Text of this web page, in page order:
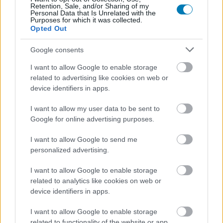
Retention, Sale, and/or Sharing of my
Personal Data that Is Unrelated with the
Purposes for which it was collected.
Opted Out
Google consents
I want to allow Google to enable storage
related to advertising like cookies on web or
device identifiers in apps.
I want to allow my user data to be sent to
Google for online advertising purposes.
I want to allow Google to send me
personalized advertising.
I want to allow Google to enable storage
related to analytics like cookies on web or
device identifiers in apps.
I want to allow Google to enable storage
Unmute Loaded:
80.09%
Újabb különleges kötet kap mozivásznas feldolgozást:
képregényéből egész estés animációs film készül. A
Colliderexkluzív bejelentése szerint a produkciót Aaron
pedig Justin Strawhand foglal helyet, akinek neve
korábban a Birthright Outlaw című filmmel vált ismertté.
A projekt egy rendhagyó, mégis megható történetet visz
filmre: J.R.R. Tolkien és C.S. Lewis legendás
A két világhírű szerző (A Gyűrűk Ura és a Narnia krónikái
alkotói) 1926-ban találkoztak először az oxfordi Merton
során mély barátsággá, irodalmi és világnézeti